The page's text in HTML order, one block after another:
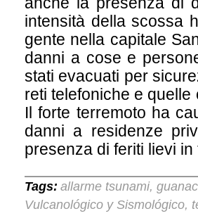
intensità della scossa
gente nella capitale
danni a cose e
stati evacuati per
reti telefoniche e
Il forte terremoto ha
danni a residenze
presenza di feriti lievi
Tags: allarme tsunami,
Vulcanológico y Sismológico,